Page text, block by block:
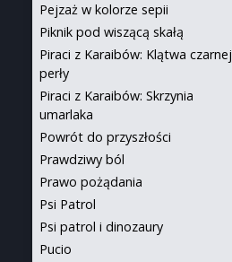
Pejzaż w kolorze sepii
Piknik pod wiszącą skałą
Piraci z Karaibów: Klątwa czarnej
perły
Piraci z Karaibów: Skrzynia
umarlaka
Powrót do przyszłości
Prawdziwy ból
Prawo pożądania
Psi Patrol
Psi patrol i dinozaury
Pucio